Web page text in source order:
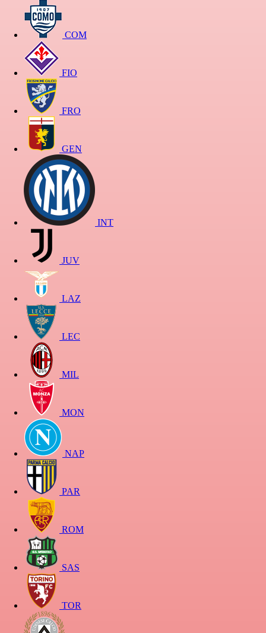
COM
FIO
FRO
GEN
INT
JUV
LAZ
LEC
MIL
MON
NAP
PAR
ROM
SAS
TOR